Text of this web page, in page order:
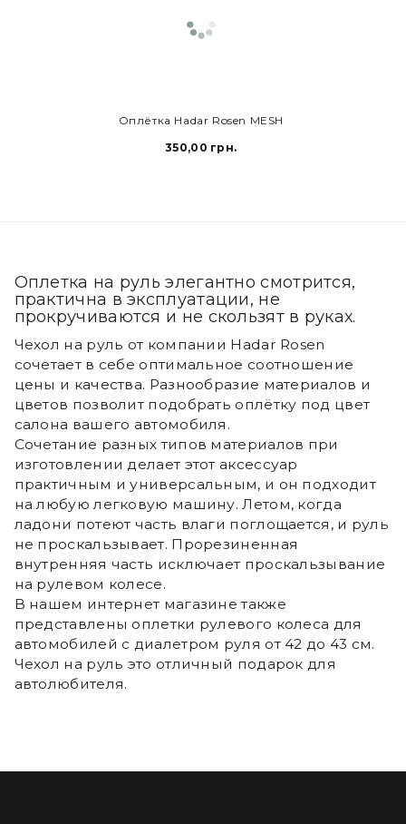
Оплётка Hadar Rosen MESH
350,00 грн.
Оплетка на руль элегантно смотрится,
практична в эксплуатации, не
прокручиваются и не скользят в руках.
Чехол на руль от компании Hadar Rosen
сочетает в себе оптимальное соотношение
цены и качества. Разнообразие материалов и
цветов позволит подобрать оплётку под цвет
салона вашего автомобиля.
Сочетание разных типов материалов при
изготовлении делает этот аксессуар
практичным и универсальным, и он подходит
на любую легковую машину. Летом, когда
ладони потеют часть влаги поглощается, и руль
не проскальзывает. Прорезиненная
внутренняя часть исключает проскальзывание
на рулевом колесе.
В нашем интернет магазине также
представлены оплетки рулевого колеса для
автомобилей с диалетром руля от 42 до 43 см.
Чехол на руль это отличный подарок для
автолюбителя.